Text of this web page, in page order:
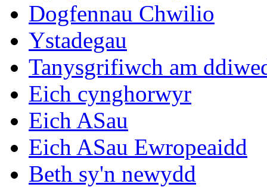
Dogfennau Chwilio
Ystadegau
Tanysgrifiwch am
Eich cynghorwyr
Eich ASau
Eich ASau Ewropeaidd
Beth sy'n newydd